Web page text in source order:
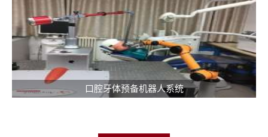
口腔牙体预备机器人系统